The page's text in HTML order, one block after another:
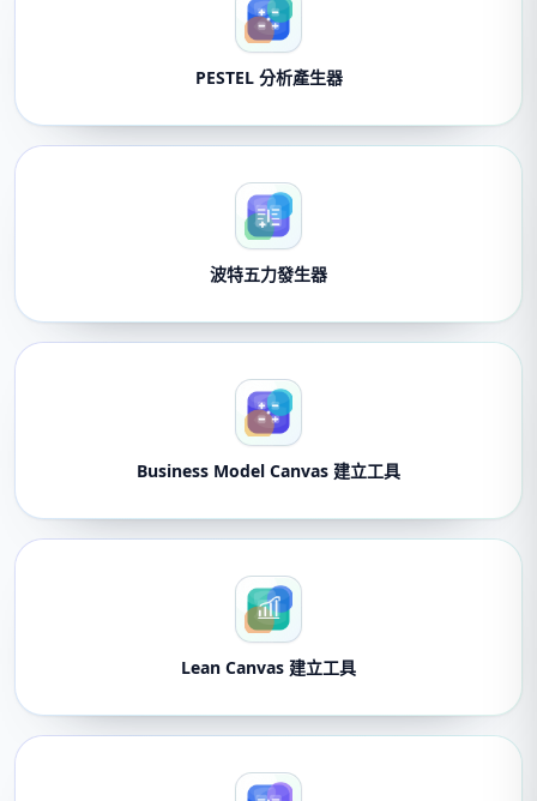
PESTEL 分析產生器
波特五力發生器
Business Model Canvas 建立工具
Lean Canvas 建立工具